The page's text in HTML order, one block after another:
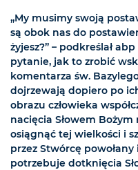
„My musimy swoją
są obok nas do
żyjesz?” – podkreślał
pytanie, jak to zrobić
komentarza św.
dojrzewają dopiero po
obrazu człowieka
nacięcia Słowem Bożym
osiągnąć tej wielkości i
przez Stwórcę powołany
potrzebuje dotknięcia